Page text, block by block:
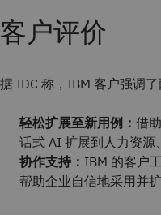
客户评价
据 IDC 称，IBM 客户强调了
轻松扩展至新用例： 借
话式 AI 扩展到人力资源
协作支持： IBM 的客户
帮助企业自信地采用并